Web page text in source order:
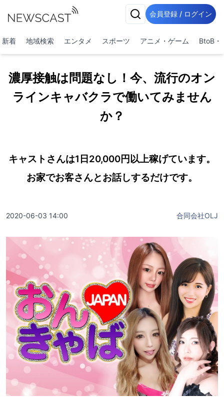
会員登録 / ログイン
新着 地域検索 エンタメ スポーツ アニメ・ゲーム BtoB・
濃厚接触は問題なし！今、流行のオン
ラインキャバクラで働いてみません
か？
キャストさんは1日20,000円以上稼げています。
お家でお客さんとお話しするだけです。
2020-06-03 14:00 合同会社OLJ